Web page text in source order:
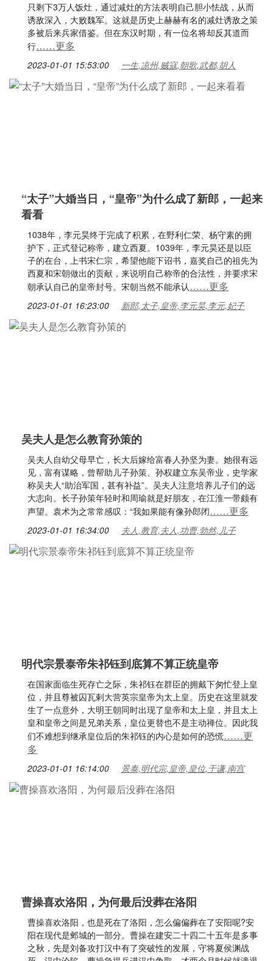
只剩下3万人饭灶，通过减灶的方法表明自己胆小怯战，从而
诱敌深入，大败魏军。这就是历史上赫赫有名的减灶诱敌之策
多被后来兵家借鉴。但在东汉时期，有一位名将却反其道而
行……更多
2023-01-01 15:53:00 一生,凉州,贼寇,朝歌,武都,胡人
“太子”大婚当日，“皇帝”为什么成了新郎，一起来
看看
1038年，李元昊终于完成了积累，在野利仁荣、杨守素的拥
护下，正式登记称帝，建立西夏。1039年，李元昊还是以臣
子的在台，上书宋仁宗，希望他能下诏书，嘉奖自己的祖先为
西夏和宋朝做出的贡献，来说明自己称帝的合法性，并要求宋
朝承认自己的皇帝封号。宋朝当然不能承认……更多
2023-01-01 16:23:00 新郎,太子,皇帝,李元昊,李元,妃子
吴夫人是怎么教育孙策的
吴夫人自幼父母早亡，长大后嫁给富春人孙坚为妻。她很有远
见，富有谋略，曾帮助儿子孙策、孙权建立东吴帝业，史学家
称吴夫人“助治军国，甚有补益”。吴夫人注意培养儿子们的远
大志向。长子孙策年轻时和周瑜就是好朋友，在江淮一带颇有
声望。袁术为之常常感叹：“我如果能有像孙郎闭……更多
2023-01-01 16:34:00 夫人,教育,夫人,功曹,勃然,儿子
明代宗景泰帝朱祁钰到底算不算正统皇帝
在国家面临生死存亡之际，朱祁钰在群臣的拥戴下匆忙登上皇
位，并且尊被囚瓦剌大营英宗皇帝为太上皇。历史在这里就发
生了一点意外，大明王朝同时出现了皇帝和太上皇，并且太上
皇和皇帝之间是兄弟关系，皇位更替也不是主动禅位。因此我
们不难想到继承皇位后的朱祁钰的内心是如何的恐慌……更
多
2023-01-01 16:14:00 景泰,明代宗,皇帝,皇位,于谦,南宫
曹操喜欢洛阳，为何最后没葬在洛阳
曹操喜欢洛阳，也是死在了洛阳，怎么偏偏葬在了安阳呢?安
阳在现代是邺城的一部分。曹操在建安二十四二十五年是多事
之秋，先是刘备攻打汉中有了突破性的发展，守将夏侯渊战